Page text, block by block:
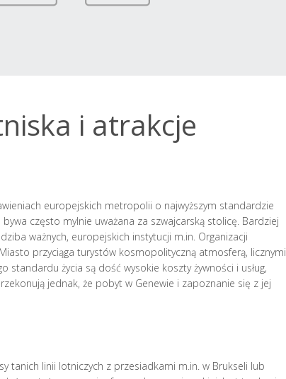
i atrakcje
europejskich metropolii o najwyższym standardzie
często mylnie uważana za szwajcarską stolicę. Bardziej
ważnych, europejskich instytucji m.in. Organizacji
przyciąga turystów kosmopolityczną atmosferą, licznymi
standardu życia są dość wysokie koszty żywności i usług,
jednak, że pobyt w Genewie i zapoznanie się z jej
tanich linii lotniczych z przesiadkami m.in. w Brukseli lub